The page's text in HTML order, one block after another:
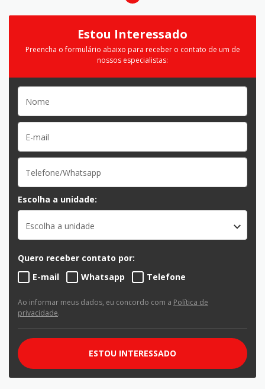
Estou Interessado
Preencha o formulário abaixo para receber o contato de um de
nossos especialistas:
Escolha a unidade:
Escolha a unidade
Quero receber contato por:
E-mail
Whatsapp Telefone
Ao informar meus dados, eu concordo com a Política de
privacidade.
ESTOU INTERESSADO